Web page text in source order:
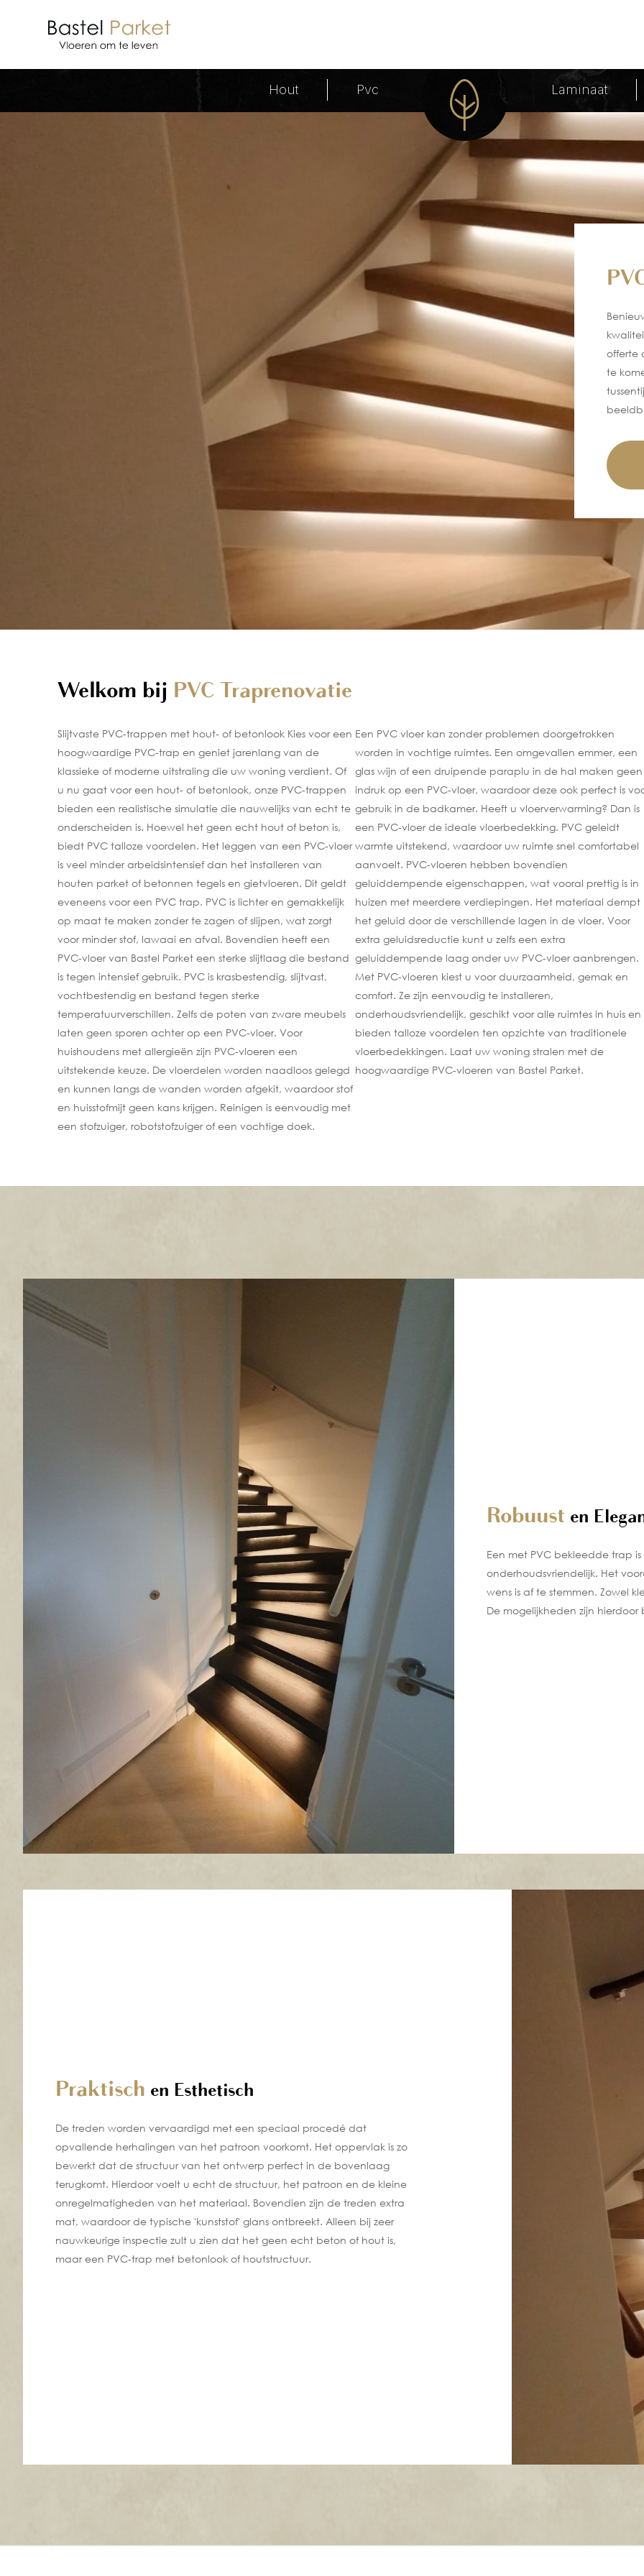
Hout Pvc Laminaat
offerte
te
Welkom bij PVC Traprenovatie
Slijtvaste PVC-trappen met hout- of betonlook Kies voor een
hoogwaardige PVC-trap en geniet jarenlang van de
klassieke of moderne uitstraling die uw woning verdient. Of
u nu gaat voor een hout- of betonlook, onze PVC-trappen
bieden een realistische simulatie die nauwelijks van echt te
onderscheiden is. Hoewel het geen echt hout of beton is,
biedt PVC talloze voordelen. Het leggen van een PVC-vloer
is veel minder arbeidsintensief dan het installeren van
houten parket of betonnen tegels en gietvloeren. Dit geldt
eveneens voor een PVC trap. PVC is lichter en gemakkelijk
op maat te maken zonder te zagen of slijpen, wat zorgt
voor minder stof, lawaai en afval. Bovendien heeft een
PVC-vloer van Bastel Parket een sterke slijtlaag die bestand
is tegen intensief gebruik. PVC is krasbestendig, slijtvast,
vochtbestendig en bestand tegen sterke
temperatuurverschillen. Zelfs de poten van zware meubels
laten geen sporen achter op een PVC-vloer. Voor
huishoudens met allergieën zijn PVC-vloeren een
uitstekende keuze. De vloerdelen worden naadloos gelegd
en kunnen langs de wanden worden afgekit, waardoor stof
en huisstofmijt geen kans krijgen. Reinigen is eenvoudig met
een stofzuiger, robotstofzuiger of een vochtige doek.
Een PVC vloer kan zonder problemen doorgetrokken
worden in vochtige ruimtes. Een omgevallen emmer, een
glas wijn of een druipende paraplu in de hal maken geen
indruk op een PVC-vloer, waardoor deze ook perfect is
gebruik in de badkamer. Heeft u vloerverwarming? Dan is
een PVC-vloer de ideale vloerbedekking. PVC geleidt
warmte uitstekend, waardoor uw ruimte snel comfortabel
aanvoelt. PVC-vloeren hebben bovendien
geluiddempende eigenschappen, wat vooral prettig is in
huizen met meerdere verdiepingen. Het materiaal dempt
het geluid door de verschillende lagen in de vloer. Voor
extra geluidsreductie kunt u zelfs een extra
geluiddempende laag onder uw PVC-vloer aanbrengen.
Met PVC-vloeren kiest u voor duurzaamheid, gemak en
comfort. Ze zijn eenvoudig te installeren,
onderhoudsvriendelijk, geschikt voor alle ruimtes in huis en
bieden talloze voordelen ten opzichte van traditionele
vloerbedekkingen. Laat uw woning stralen met de
hoogwaardige PVC-vloeren van Bastel Parket.
Robuust en
Een met PVC bekleedde trap
onderhoudsvriendelijk. Het
wens is af te stemmen. Zowel
De mogelijkheden zijn hierdoor
Praktisch en Esthetisch
De treden worden vervaardigd met een speciaal procedé dat
opvallende herhalingen van het patroon voorkomt. Het oppervlak is zo
bewerkt dat de structuur van het ontwerp perfect in de bovenlaag
terugkomt. Hierdoor voelt u echt de structuur, het patroon en de kleine
onregelmatigheden van het materiaal. Bovendien zijn de treden extra
mat, waardoor de typische 'kunststof' glans ontbreekt. Alleen bij zeer
nauwkeurige inspectie zult u zien dat het geen echt beton of hout is,
maar een PVC-trap met betonlook of houtstructuur.